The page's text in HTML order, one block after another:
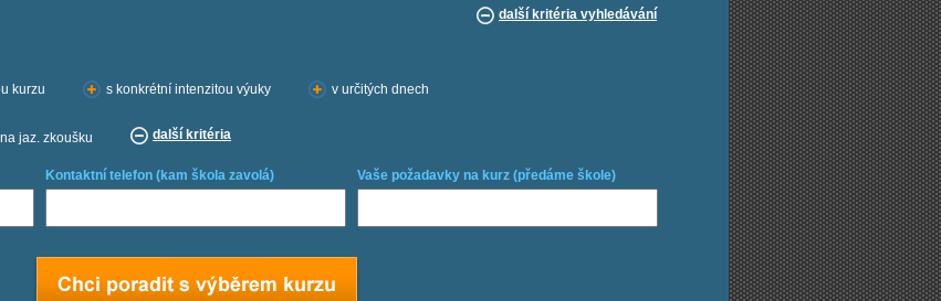
další kritéria vyhledávání
kurzu s konkrétní intenzitou výuky v určitých dnech
jaz. zkoušku další kritéria
Kontaktní telefon (kam škola zavolá) Vaše požadavky na kurz (předáme škole)